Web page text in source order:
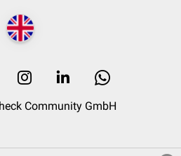
Community GmbH